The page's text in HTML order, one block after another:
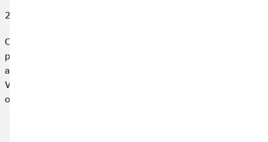
27 de marzo de 2026
OVB España, compañía líder en planificación financiera para
particulares, ha sido reconocida por AXA, la mayor
aseguradora de Europa, con el premio a la Mejor Gestión de
Vida 2025 en el marco de un encuentro profesional
organizado por la aseguradora.